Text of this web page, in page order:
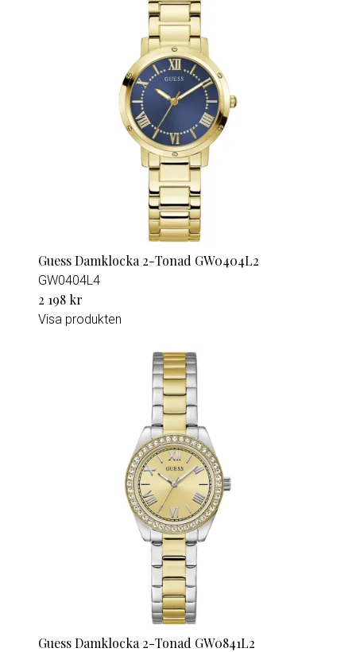
Guess Damklocka 2-Tonad GW0404L2
GW0404L4
2 198 kr
Visa produkten
Guess Damklocka 2-Tonad GW0841L2